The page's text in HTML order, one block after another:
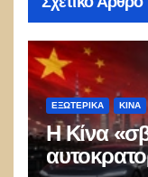
ΕΞΩΤΕΡΙΚΑ ΚΊΝΑ
Η Κίνα